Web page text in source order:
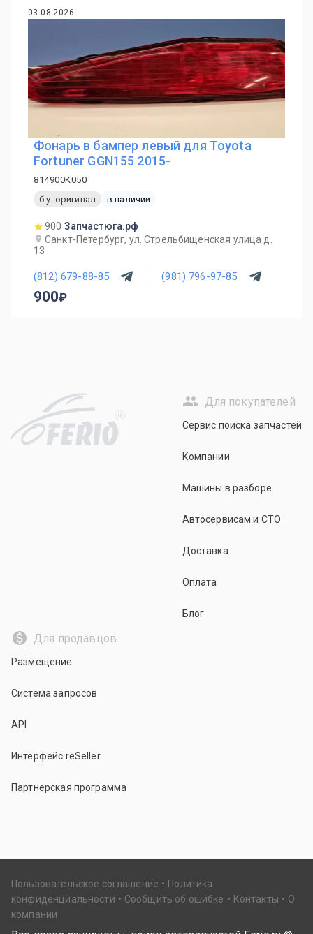
03.08.2026
Фонарь в бампер левый для Toyota
Fortuner GGN155 2015-
814900K050
б.у. оригинал
в наличии
900 Запчастюга.рф
Санкт-Петербург, ул. Стрельбищенская улица д.
13
(812) 679-88-85 (981) 796-97-85
900
R
Для покупателей
Сервис поиска запчастей
Компании
Машины в разборе
Автосервисам и СТО
Доставка
Оплата
Блог
Для продавцов
Размещение
Система запросов
API
Интерфейс reSeller
Партнерская программа
Пользовательское соглашение
Политика
конфиденциальности
Сообщить об ошибке Контакты
О
компании